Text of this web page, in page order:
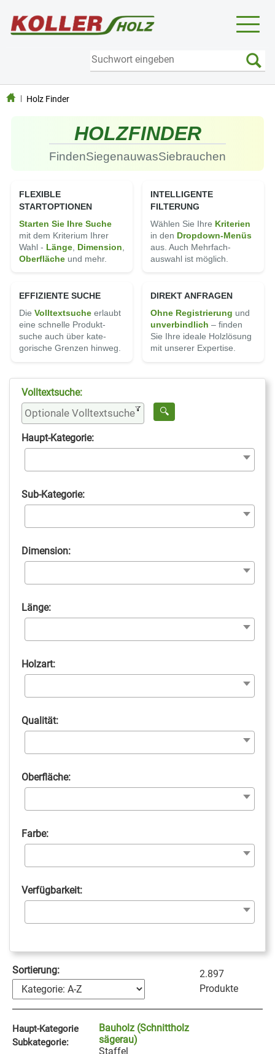
Holz Finder
HOLZFINDER
FindenSiegenauwasSiebrauchen
FLEXIBLE
STARTOPTIONEN
Starten Sie Ihre Suche
mit dem Kriterium Ihrer
Wahl - Länge, Di­men­sion
Ober­flächeund mehr.
INTELLIGENTE
FILTERUNG
Wählen Sie Ihre Kriterien
in den Dropdown-Menüs
aus. Auch Mehrfach­
auswahl ist möglich.
EFFIZIENTE SUCHE
Die Volltext­sucheerlaubt
eine schnelle Produkt­
suche auch über kate­
gorische Grenzen hinweg.
DIREKT ANFRAGEN
Ohne Registrierung und
unverbindlich – finden
Sie Ihre ideale Holz­lösung
mit unserer Expertise.
Volltextsuche:
Haupt-Kategorie:
Sub-Kategorie:
Dimension:
Länge:
Holzart:
Qualität:
Oberfläche:
Farbe:
Verfügbarkeit:
Sortierung:
2.897
Produkte
Haupt-Kategorie
Subkategorie:
Bauholz (Schnittholz
sägerau)
Staffel